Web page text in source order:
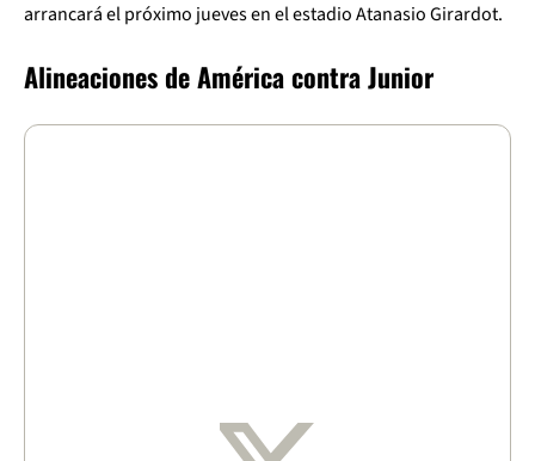
arrancará el próximo jueves en el estadio Atanasio Girardot.
Alineaciones de América contra Junior